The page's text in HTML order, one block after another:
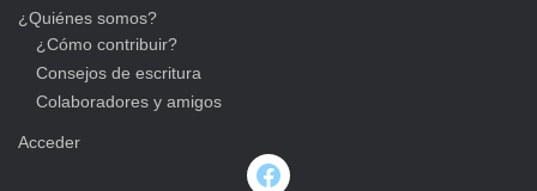
¿Quiénes somos?
¿Cómo contribuir?
Consejos de escritura
Colaboradores y amigos
Acceder
Facebook